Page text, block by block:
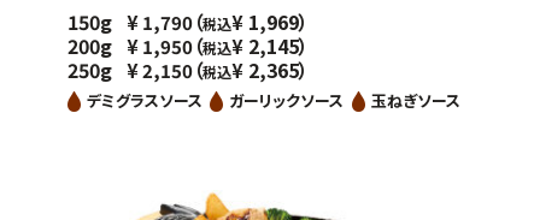
150g ¥1,790（税込¥1,969）
200g ¥1,950（税込¥2,145）
250g ¥2,150（税込¥2,365）
デミグラスソース ガーリックソース 玉ねぎソース